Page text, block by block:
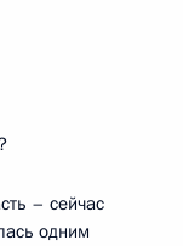
– сейчас
одним